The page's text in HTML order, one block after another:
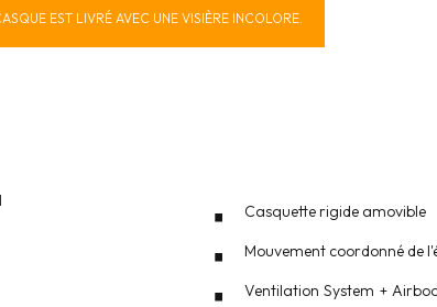
EST LIVRÉ AVEC UNE VISIÈRE INCOLORE.
Casquette rigide amovible
Mouvement coordonné de
Ventilation System +